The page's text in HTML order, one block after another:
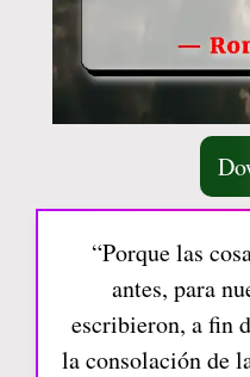
“Porque las
antes, para
escribieron, a fin
la consolación de